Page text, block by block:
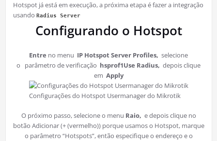
Hotspot já está em execução, a próxima etapa é fazer a integração
usando Radius Server
Configurando o Hotspot
Entre no menu IP Hotspot Server Profiles, selecione
o parâmetro de verificação hsprof1Use Radius, depois clique
em Apply
Configurações do Hotspot Usermanager do Mikrotik
O próximo passo, selecione o menu Raio, e depois clique no
botão Adicionar (+ (vermelho)) porque usamos o Hotspot, marque
o parâmetro “Hotspots”, então especifique o endereço e o